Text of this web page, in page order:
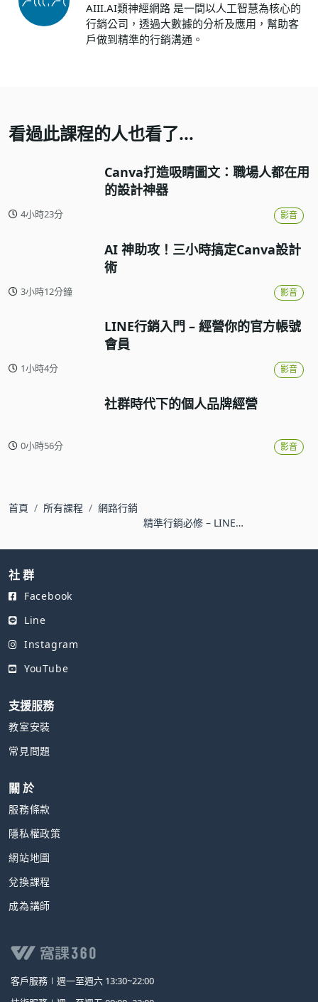
AIII.AI類神經網路 是一間以人工智慧為核心的
行銷公司，透過大數據的分析及應用，幫助客
戶做到精準的行銷溝通。
看過此課程的人也看了...
Canva打造吸睛圖文：職場人都在用
的設計神器
4小時23分 影音
AI 神助攻！三小時搞定Canva設計
術
3小時12分鐘 影音
LINE行銷入門 – 經營你的官方帳號
會員
1小時4分 影音
社群時代下的個人品牌經營
0小時56分 影音
首頁 所有課程
網路行銷
精準行銷必修 – LINE官
社 群
Facebook
Line
Instagram
YouTube
支援服務
教室安裝
常見問題
關 於
服務條款
隱私權政策
網站地圖
兌換課程
成為講師
客戶服務∣ 週一至週六 13:30~22:00